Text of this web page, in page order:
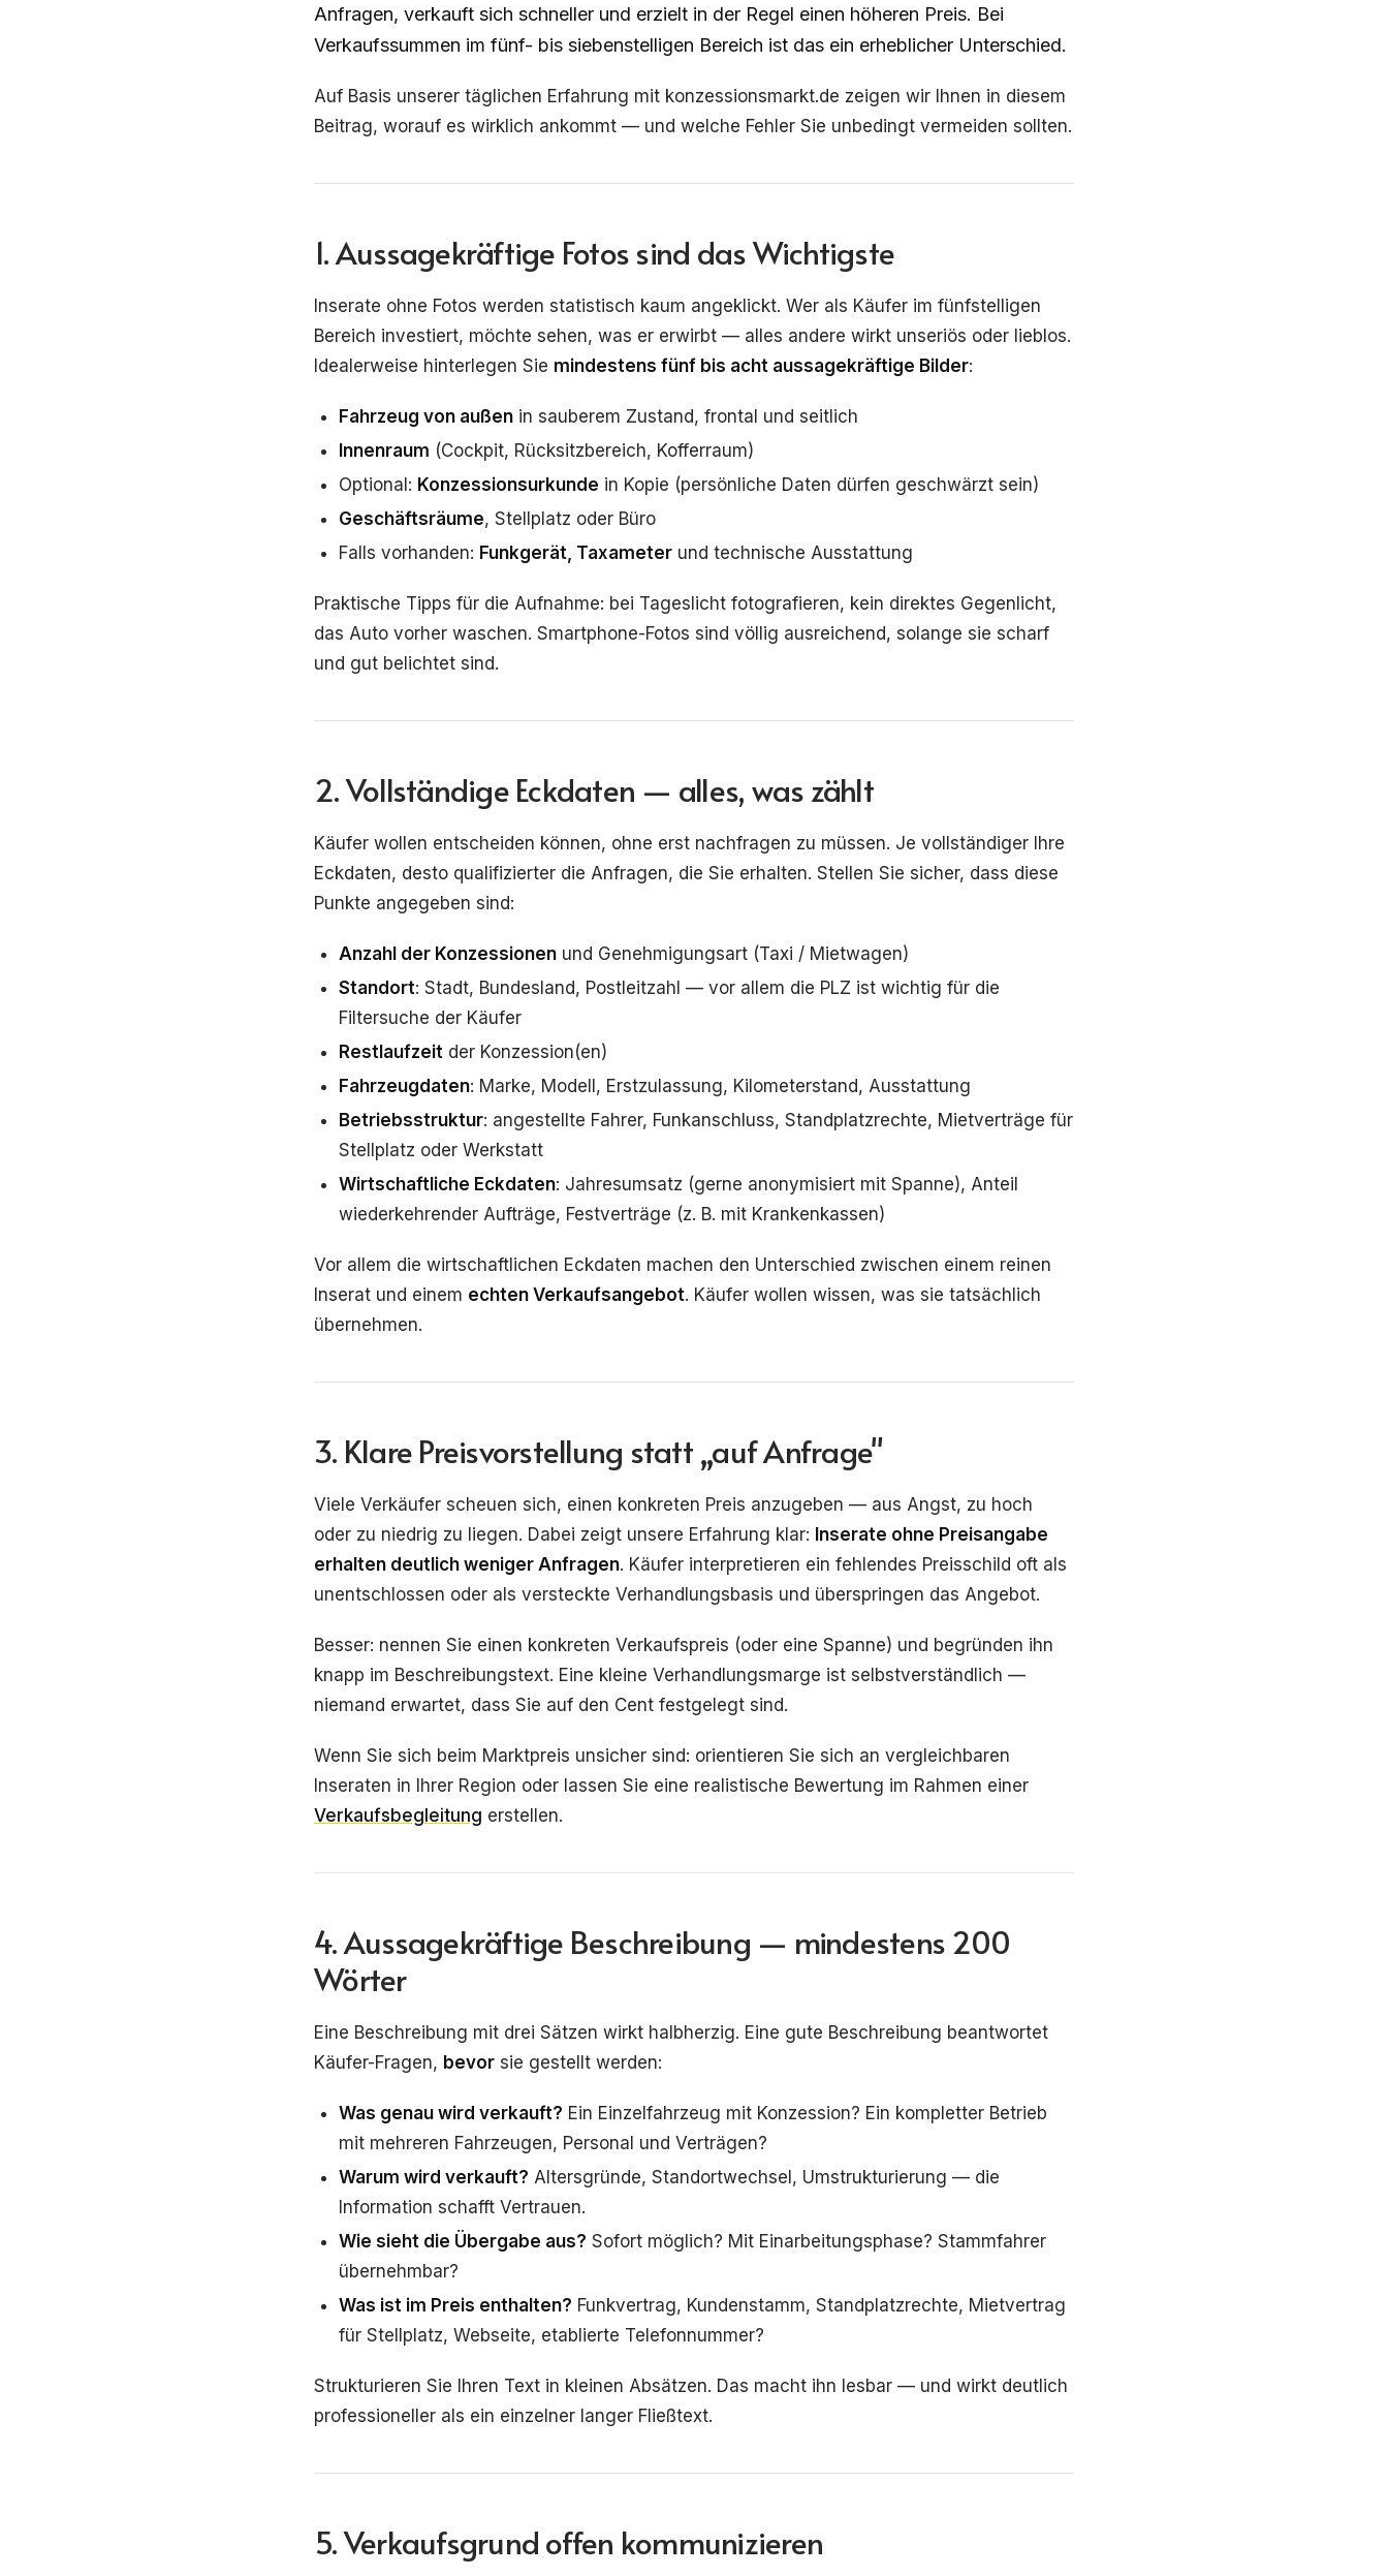
Anfragen, verkauft sich schneller und erzielt in der Regel einen höheren Preis. Bei
Verkaufssummen im fünf- bis siebenstelligen Bereich ist das ein erheblicher Unterschied.
Auf Basis unserer täglichen Erfahrung mit konzessionsmarkt.de zeigen wir Ihnen in diesem
Beitrag, worauf es wirklich ankommt — und welche Fehler Sie unbedingt vermeiden sollten.
1. Aussagekräftige Fotos sind das Wichtigste
Inserate ohne Fotos werden statistisch kaum angeklickt. Wer als Käufer im fünfstelligen
Bereich investiert, möchte sehen, was er erwirbt — alles andere wirkt unseriös oder lieblos.
Idealerweise hinterlegen Sie mindestens fünf bis acht aussagekräftige Bilder:
Fahrzeug von außen in sauberem Zustand, frontal und seitlich
Innenraum (Cockpit, Rücksitzbereich, Kofferraum)
Optional: Konzessionsurkunde in Kopie (persönliche Daten dürfen geschwärzt sein)
Geschäftsräume, Stellplatz oder Büro
Falls vorhanden: Funkgerät, Taxameter und technische Ausstattung
Praktische Tipps für die Aufnahme: bei Tageslicht fotografieren, kein direktes Gegenlicht,
das Auto vorher waschen. Smartphone-Fotos sind völlig ausreichend, solange sie scharf
und gut belichtet sind.
2. Vollständige Eckdaten — alles, was zählt
Käufer wollen entscheiden können, ohne erst nachfragen zu müssen. Je vollständiger Ihre
Eckdaten, desto qualifizierter die Anfragen, die Sie erhalten. Stellen Sie sicher, dass diese
Punkte angegeben sind:
Anzahl der Konzessionen und Genehmigungsart (Taxi / Mietwagen)
Standort: Stadt, Bundesland, Postleitzahl — vor allem die PLZ ist wichtig für die
Filtersuche der Käufer
Restlaufzeit der Konzession(en)
Fahrzeugdaten: Marke, Modell, Erstzulassung, Kilometerstand, Ausstattung
Betriebsstruktur: angestellte Fahrer, Funkanschluss, Standplatzrechte, Mietverträge für
Stellplatz oder Werkstatt
Wirtschaftliche Eckdaten: Jahresumsatz (gerne anonymisiert mit Spanne), Anteil
wiederkehrender Aufträge, Festverträge (z. B. mit Krankenkassen)
Vor allem die wirtschaftlichen Eckdaten machen den Unterschied zwischen einem reinen
Inserat und einem echten Verkaufsangebot. Käufer wollen wissen, was sie tatsächlich
übernehmen.
3. Klare Preisvorstellung statt „auf Anfrage"
Viele Verkäufer scheuen sich, einen konkreten Preis anzugeben — aus Angst, zu hoch
oder zu niedrig zu liegen. Dabei zeigt unsere Erfahrung klar: Inserate ohne Preisangabe
erhalten deutlich weniger Anfragen. Käufer interpretieren ein fehlendes Preisschild oft als
unentschlossen oder als versteckte Verhandlungsbasis und überspringen das Angebot.
Besser: nennen Sie einen konkreten Verkaufspreis (oder eine Spanne) und begründen ihn
knapp im Beschreibungstext. Eine kleine Verhandlungsmarge ist selbstverständlich —
niemand erwartet, dass Sie auf den Cent festgelegt sind.
Wenn Sie sich beim Marktpreis unsicher sind: orientieren Sie sich an vergleichbaren
Inseraten in Ihrer Region oder lassen Sie eine realistische Bewertung im Rahmen einer
Verkaufsbegleitung erstellen.
4. Aussagekräftige Beschreibung — mindestens 200
Wörter
Eine Beschreibung mit drei Sätzen wirkt halbherzig. Eine gute Beschreibung beantwortet
Käufer-Fragen, bevor sie gestellt werden:
Was genau wird verkauft? Ein Einzelfahrzeug mit Konzession? Ein kompletter Betrieb
mit mehreren Fahrzeugen, Personal und Verträgen?
Warum wird verkauft? Altersgründe, Standortwechsel, Umstrukturierung — die
Information schafft Vertrauen.
Wie sieht die Übergabe aus? Sofort möglich? Mit Einarbeitungsphase? Stammfahrer
übernehmbar?
Was ist im Preis enthalten? Funkvertrag, Kundenstamm, Standplatzrechte, Mietvertrag
für Stellplatz, Webseite, etablierte Telefonnummer?
Strukturieren Sie Ihren Text in kleinen Absätzen. Das macht ihn lesbar — und wirkt deutlich
professioneller als ein einzelner langer Fließtext.
5. Verkaufsgrund offen kommunizieren